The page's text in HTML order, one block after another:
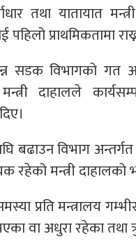
तथा यातायात
प्राथमिकतामा
सडक विभागको गत
दाहालले
बढाउन विभाग
मन्त्री दाहालको
प्रति मन्त्रालय
वा अधुरा रहेका तथा